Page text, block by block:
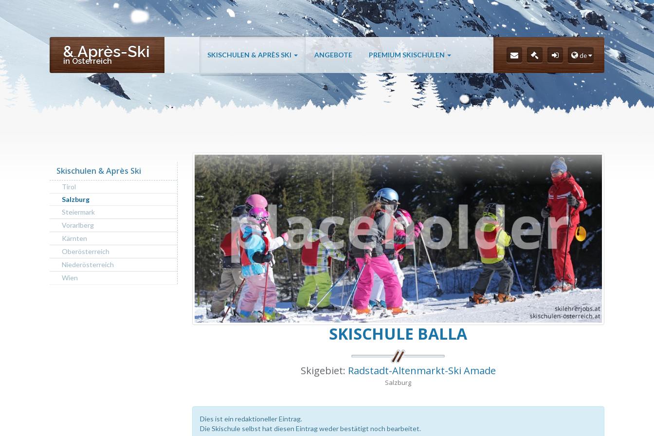
& Après-Ski
in Österreich
SKISCHULEN & APRÈS SKI ANGEBOTE PREMIUM SKISCHULEN de
SKISCHULE BALLA
Skigebiet: Radstadt-Altenmarkt-Ski Amade
Salzburg
Dies ist ein redaktioneller Eintrag.
Die Skischule selbst hat diesen Eintrag weder bestätigt noch bearbeitet.
Skischulen & Après Ski
Tirol
Salzburg
Steiermark
Vorarlberg
Kärnten
Oberösterreich
Niederösterreich
Wien